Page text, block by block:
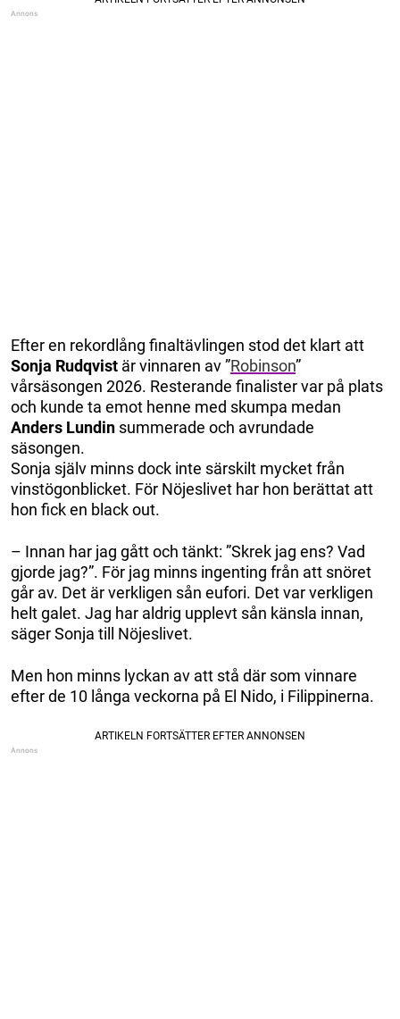
Efter en rekordlång finaltävlingen stod det klart att
Sonja Rudqvist är vinnaren av ”Robinson”
vårsäsongen 2026. Resterande finalister var på plats
och kunde ta emot henne med skumpa medan
Anders Lundin summerade och avrundade
säsongen.
Sonja själv minns dock inte särskilt mycket från
vinstögonblicket. För Nöjeslivet har hon berättat att
hon fick en black out.
– Innan har jag gått och tänkt: ”Skrek jag ens? Vad
gjorde jag?”. För jag minns ingenting från att snöret
går av. Det är verkligen sån eufori. Det var verkligen
helt galet. Jag har aldrig upplevt sån känsla innan,
säger Sonja till Nöjeslivet.
Men hon minns lyckan av att stå där som vinnare
efter de 10 långa veckorna på El Nido, i Filippinerna.